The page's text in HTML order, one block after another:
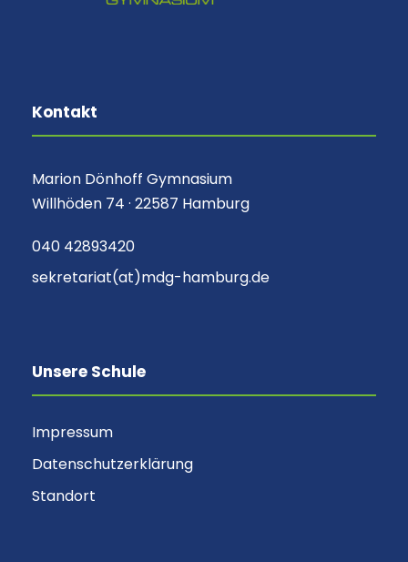
Kontakt
Marion Dönhoff Gymnasium
Willhöden 74 · 22587 Hamburg
040 42893420
sekretariat(at)mdg-hamburg.de
Unsere Schule
Impressum
Datenschutzerklärung
Standort